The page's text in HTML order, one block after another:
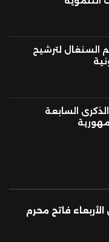
السنغال لترشيح
السابعة
فاتح محرم